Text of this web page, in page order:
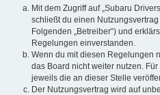
Mit dem Zugriff auf „Subaru
schließt du einen
Folgenden „Betreiber“) und
Regelungen einverstanden.
Wenn du mit diesen Regelungen
das Board nicht weiter nutzen.
jeweils die an dieser Stelle
Der Nutzungsvertrag wird auf